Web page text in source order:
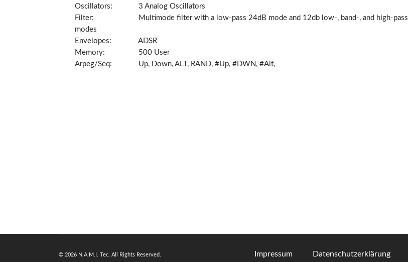
Oscillators:
3 Analog Oscillators
Filter:
Multimode filter with a low-pass 24dB mode and 12db low-, band-, and high-pass
modes
Envelopes:
ADSR
Memory:
500 User
Arpeg/Seq:
Up, Down, ALT, RAND, #Up, #DWN, #Alt,
© 2026 N.A.M.I. Tec. All Rights Reserved. Impressum Datenschutzerklärung